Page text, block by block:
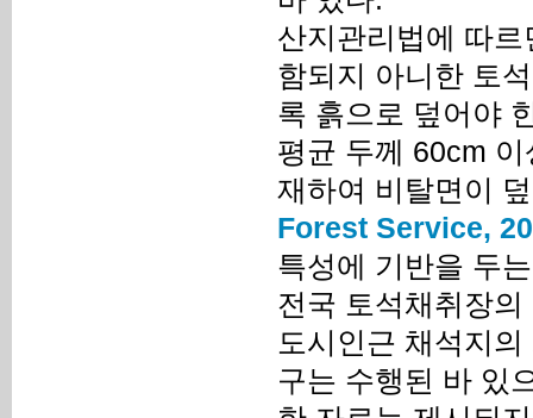
산지관리법에 따
함되지 아니한 토
록 흙으로 덮어야
평균 두께 60cm
재하여 비탈면이
Forest Service,
특성에 기반을 두
전국 토석채취장의
도시인근 채석지
구는 수행된 바 있